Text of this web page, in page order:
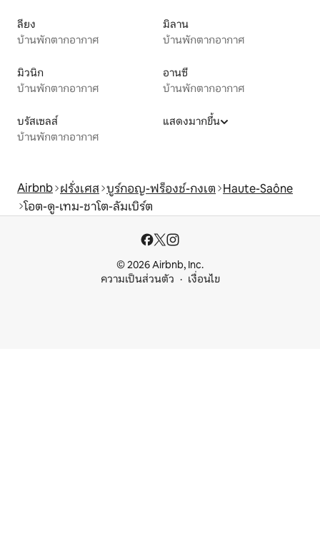
ลียง
บ้านพักตากอากาศ
มิลาน
บ้านพักตากอากาศ
มิวนิก
บ้านพักตากอากาศ
อานซี
บ้านพักตากอากาศ
บรัสเซลส์
บ้านพักตากอากาศ
แสดงมากขึ้น
Airbnb ฝรั่งเศส บูร์กอญ-ฟร็องช์-กงเต Haute-Saône
โอต-ดู-เทม-ชาโต-ลัมเบิร์ต
© 2026 Airbnb, Inc.
ความเป็นส่วนตัว
เงื่อนไข